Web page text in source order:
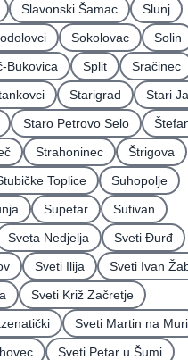
Slavonski Šamac
Slunj
Sokolovac Solin
Bukovica Split
Sračinec
Starigrad
Stari
Staro Petrovo Selo
Strahoninec
Štrigova
Toplice
Suhopolje
Supetar
Sutivan
Sveta Nedjelja
Sveti Ðurđ
Sveti Ilija
Sveti Ivan
Sveti Križ Začretje
Sveti Martin na Muri
Sveti Petar u Šumi